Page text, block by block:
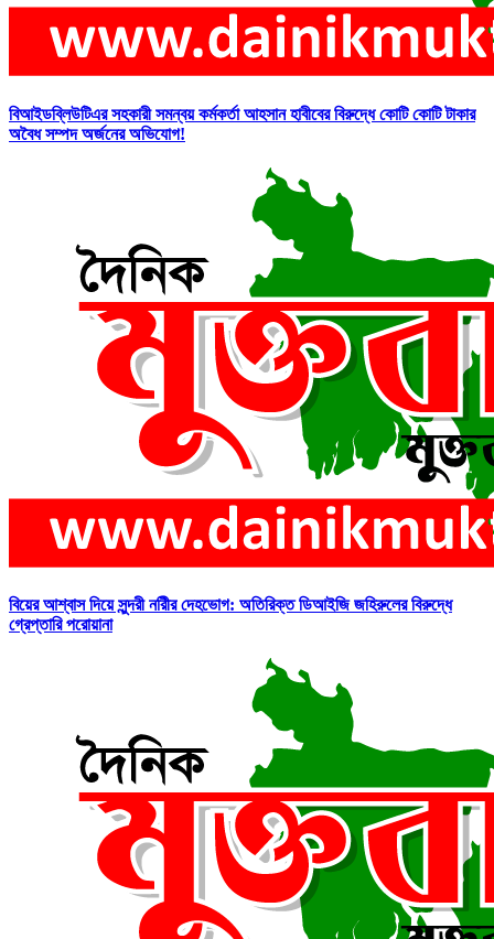
বিআইডব্লিউটিএর সহকারী সমন্বয় কর্মকর্তা আহসান হাবীবের বিরুদ্ধে কোটি কোটি টাকার
অবৈধ সম্পদ অর্জনের অভিযোগ!
বিয়ের আশ্বাস দিয়ে সুন্দরী নরিীর দেহভোগ: অতিরিক্ত ডিআইজি জহিরুলের বিরুদ্ধে
গ্রেপ্তারি পরোয়ানা